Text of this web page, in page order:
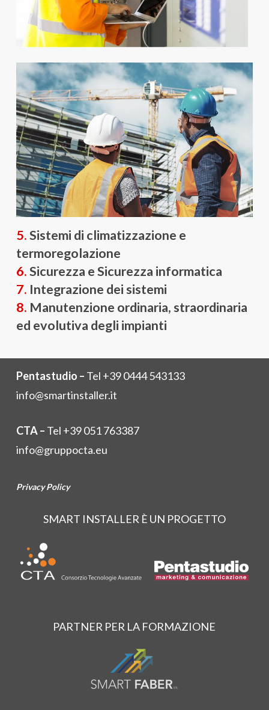
5.Sistemi di climatizzazione e
termoregolazione
6.Sicurezza e Sicurezza informatica
7. Integrazione dei sistemi
8. Manutenzione ordinaria, straordinaria
ed evolutiva degli impianti
Pentastudio – Tel +39 0444 543133
info@smartinstaller.it
CTA – Tel +39 051 763387
info@gruppocta.eu
Privacy Policy
SMART INSTALLER È UN PROGETTO
PARTNER PER LA FORMAZIONE